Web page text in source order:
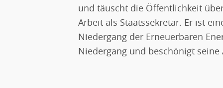
und täuscht die Öffentlichkeit
Arbeit als Staatssekretär. Er ist
Niedergang der Erneuerbaren
Niedergang und beschönigt seine